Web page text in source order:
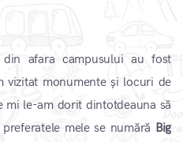
afara campusului au fost
vizitat monumente și locuri de
mi le-am dorit dintotdeauna să
mele se numără Big